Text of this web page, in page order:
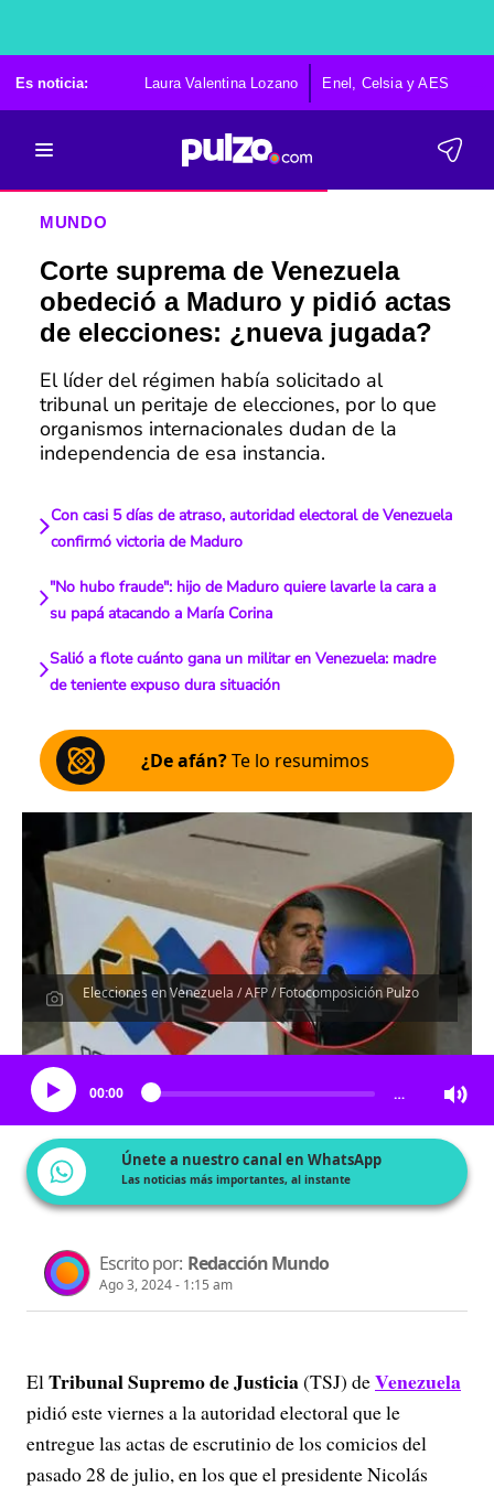
Es noticia: Laura Valentina Lozano Enel, Celsia y AES
MUNDO
Corte suprema de Venezuela
obedeció a Maduro y pidió actas
de elecciones: ¿nueva jugada?
El líder del régimen había solicitado al
tribunal un peritaje de elecciones, por lo que
organismos internacionales dudan de la
independencia de esa instancia.
Con casi 5 días de atraso, autoridad electoral de Venezuela
confirmó victoria de Maduro
"No hubo fraude": hijo de Maduro quiere lavarle la cara a
su papá atacando a María Corina
Salió a flote cuánto gana un militar en Venezuela: madre
de teniente expuso dura situación
¿De afán?Te lo resumimos
Elecciones en Venezuela / AFP / Fotocomposición Pulzo
Escucha el artículo
00:00 …
Únete a nuestro canal en WhatsApp
Las noticias más importantes, al instante
Escrito por: Redacción Mundo
Ago 3, 2024 - 1:15 am
ElTribunal Supremo de Justicia(TSJ) deVenezuela
pidió este viernes a la autoridad electoral que le
entregue las actas de escrutinio de los comicios del
pasado 28 de julio, en los que el presidente Nicolás